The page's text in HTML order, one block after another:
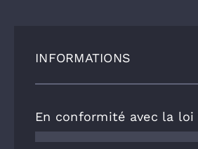
INFORMATIONS
En conformité avec la loi